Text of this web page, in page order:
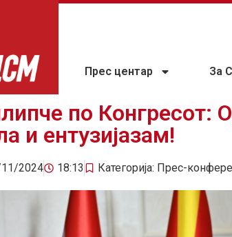
Прес центар За
по Конгресот:
и ентузијазам!
2024 18:13 Категорија: Прес-